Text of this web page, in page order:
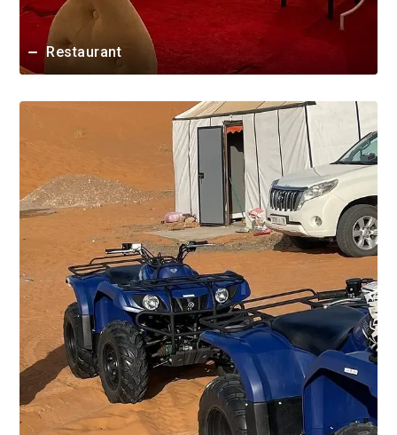
Restaurant